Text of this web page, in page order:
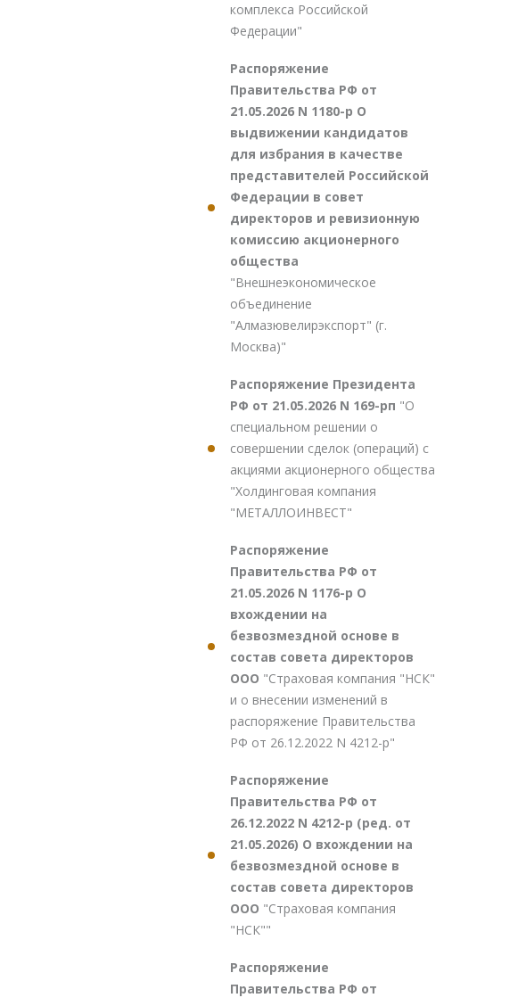
комплекса Российской
Федерации"
Распоряжение
Правительства РФ от
21.05.2026 N 1180-р О
выдвижении кандидатов
для избрания в качестве
представителей Российской
Федерации в совет
директоров и ревизионную
комиссию акционерного
общества
"Внешнеэкономическое
объединение
"Алмазювелирэкспорт" (г.
Москва)"
Распоряжение Президента
РФ от 21.05.2026 N 169-рп "О
специальном решении о
совершении сделок (операций) с
акциями акционерного общества
"Холдинговая компания
"МЕТАЛЛОИНВЕСТ"
Распоряжение
Правительства РФ от
21.05.2026 N 1176-р О
вхождении на
безвозмездной основе в
состав совета директоров
ООО "Страховая компания "НСК"
и о внесении изменений в
распоряжение Правительства
РФ от 26.12.2022 N 4212-р"
Распоряжение
Правительства РФ от
26.12.2022 N 4212-р (ред. от
21.05.2026) О вхождении на
безвозмездной основе в
состав совета директоров
ООО "Страховая компания
"НСК""
Распоряжение
Правительства РФ от